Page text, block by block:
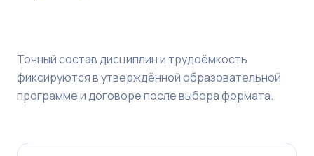
Точный состав дисциплин и трудоёмкость
фиксируются в утверждённой образовательной
программе и договоре после выбора формата.